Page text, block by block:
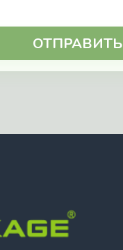
ОТПРАВИТЬ